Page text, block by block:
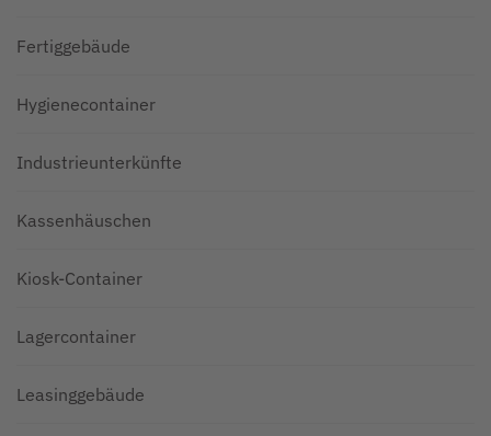
Fertiggebäude
Hygienecontainer
Industrieunterkünfte
Kassenhäuschen
Kiosk-Container
Lagercontainer
Leasinggebäude